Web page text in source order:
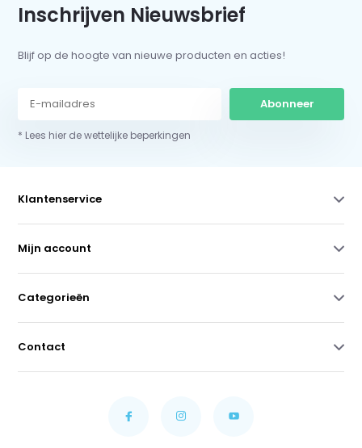
Inschrijven Nieuwsbrief
Blijf op de hoogte van nieuwe producten en acties!
Abonneer
* Lees hier de wettelijke beperkingen
Klantenservice
Mijn account
Categorieën
Contact